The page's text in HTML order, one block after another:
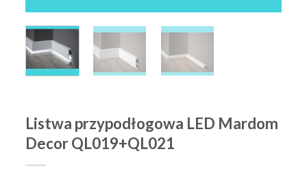
Listwa przypodłogowa LED Mardom
Decor QL019+QL021